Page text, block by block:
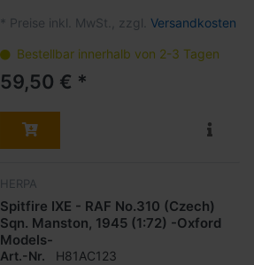
* Preise inkl. MwSt., zzgl. Versandkosten
Bestellbar innerhalb von 2-3 Tagen
59,50 € *
HERPA
Spitfire IXE - RAF No.310 (Czech)
Sqn. Manston, 1945 (1:72) -Oxford
Models-
Art.-Nr. H81AC123